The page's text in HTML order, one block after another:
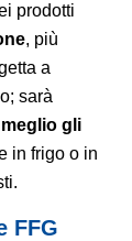
prodotti
, più
a
sarà
gli
in frigo o in
FFG